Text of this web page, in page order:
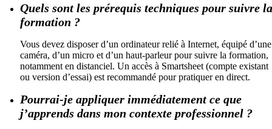
Quels sont les prérequis techniques pour suivre la
formation ?
Vous devez disposer d’un ordinateur relié à Internet, équipé d’une
caméra, d’un micro et d’un haut-parleur pour suivre la formation,
notamment en distanciel. Un accès à Smartsheet (compte existant
ou version d’essai) est recommandé pour pratiquer en direct.
Pourrai-je appliquer immédiatement ce que
j’apprends dans mon contexte professionnel ?